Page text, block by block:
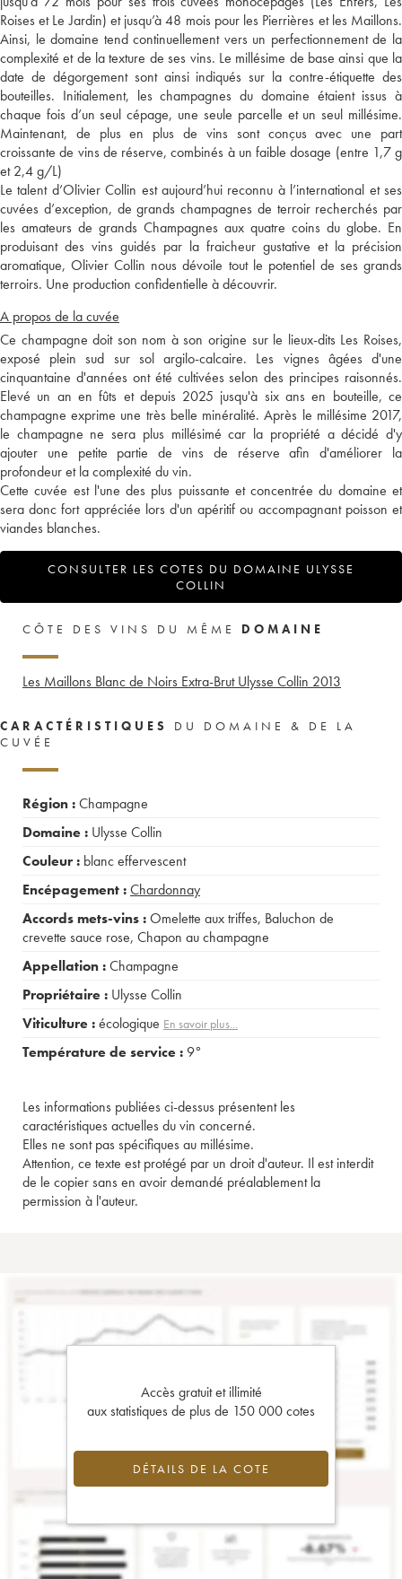
Roises et Le Jardin) et jusqu’à 48 mois pour les Pierrières et les Maillons.
Ainsi, le domaine tend continuellement vers un perfectionnement de la
complexité et de la texture de ses vins. Le millésime de base ainsi que la
date de dégorgement sont ainsi indiqués sur la contre-étiquette des
bouteilles. Initialement, les champagnes du domaine étaient issus à
chaque fois d’un seul cépage, une seule parcelle et un seul millésime.
Maintenant, de plus en plus de vins sont conçus avec une part
croissante de vins de réserve, combinés à un faible dosage (entre 1,7 g
et 2,4 g/L)
Le talent d’Olivier Collin est aujourd’hui reconnu à l’international et ses
cuvées d’exception, de grands champagnes de terroir recherchés par
les amateurs de grands Champagnes aux quatre coins du globe. En
produisant des vins guidés par la fraicheur gustative et la précision
aromatique, Olivier Collin nous dévoile tout le potentiel de ses grands
terroirs. Une production confidentielle à découvrir.
A propos de la cuvée
Ce champagne doit son nom à son origine sur le lieux-dits Les Roises,
exposé plein sud sur sol argilo-calcaire. Les vignes âgées d'une
cinquantaine d'années ont été cultivées selon des principes raisonnés.
Elevé un an en fûts et depuis 2025 jusqu'à six ans en bouteille, ce
champagne exprime une très belle minéralité. Après le millésime 2017,
le champagne ne sera plus millésimé car la propriété a décidé d'y
ajouter une petite partie de vins de réserve afin d'améliorer la
profondeur et la complexité du vin.
Cette cuvée est l'une des plus puissante et concentrée du domaine et
sera donc fort appréciée lors d'un apéritif ou accompagnant poisson et
viandes blanches.
CONSULTER LES COTES DU DOMAINE ULYSSE
COLLIN
CÔTE DES VINS DU MÊME DOMAINE
Les Maillons Blanc de Noirs Extra-Brut Ulysse Collin 2013
CARACTÉRISTIQUES
DU DOMAINE & DE LA
CUVÉE
Région :Champagne
Domaine : Ulysse Collin
Couleur : blanc effervescent
Encépagement :Chardonnay
Accords mets-vins :Omelette aux triffes, Baluchon de
crevette sauce rose, Chapon au champagne
Appellation :Champagne
Propriétaire : Ulysse Collin
Viticulture :écologique En savoir plus...
Température de service : 9°
Les informations publiées ci-dessus présentent les
caractéristiques actuelles du vin concerné.
Elles ne sont pas spécifiques au millésime.
Attention, ce texte est protégé par un droit d'auteur. Il est interdit
de le copier sans en avoir demandé préalablement la
permission à l'auteur.
Accès gratuit et illimité
aux statistiques de plus de 150 000 cotes
DÉTAILS DE LA COTE